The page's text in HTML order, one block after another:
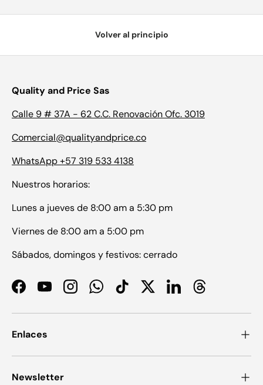
Volver al principio
Quality and Price Sas
Calle 9 # 37A - 62 C.C. Renovación Ofc. 3019
Comercial@qualityandprice.co
WhatsApp +57 319 533 4138
Nuestros horarios:
Lunes a jueves de 8:00 am a 5:30 pm
Viernes de 8:00 am a 5:00 pm
Sábados, domingos y festivos: cerrado
FacebookYouTubeInstagramWhatsAppTikTokTwitterLinkedInThreads
Enlaces
Newsletter